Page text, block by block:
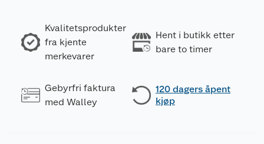
Kvalitetsprodukter
fra kjente
merkevarer
Hent i butikk etter
bare to timer
Gebyrfri faktura
med Walley
120 dagers åpent
kjøp